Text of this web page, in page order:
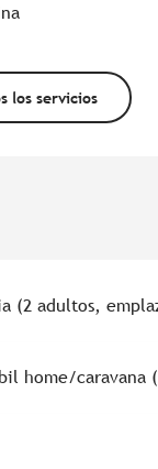
los servicios
(2 adultos,
home/caravana